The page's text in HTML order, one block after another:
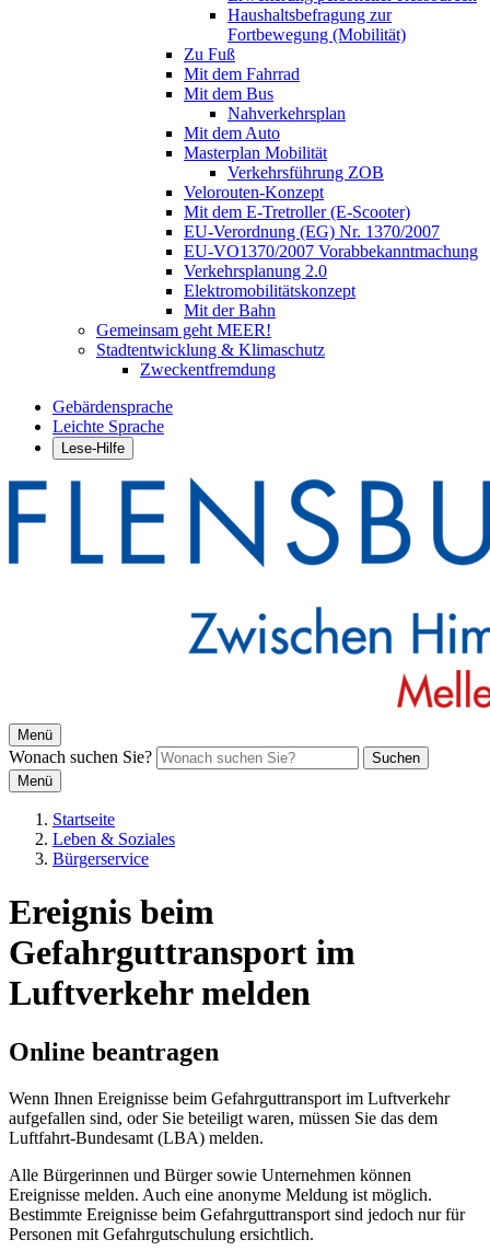
Haushaltsbefragung zur
Fortbewegung (Mobilität)
Zu Fuß
Mit dem Fahrrad
Mit dem Bus
Nahverkehrsplan
Mit dem Auto
Masterplan Mobilität
Verkehrsführung ZOB
Velorouten-Konzept
Mit dem E-Tretroller (E-Scooter)
EU-Verordnung (EG) Nr. 1370/2007
EU-VO1370/2007 Vorabbekanntmachung
Verkehrsplanung 2.0
Elektromobilitätskonzept
Mit der Bahn
Gemeinsam geht MEER!
Stadtentwicklung & Klimaschutz
Zweckentfremdung
Gebärdensprache
Leichte Sprache
Lese-Hilfe
Menü
Wonach suchen Sie?
Suchen
Menü
Startseite
Leben & Soziales
Bürgerservice
Ereignis beim
Gefahrguttransport im
Luftverkehr melden
Online beantragen
Wenn Ihnen Ereignisse beim Gefahrguttransport im Luftverkehr
aufgefallen sind, oder Sie beteiligt waren, müssen Sie das dem
Luftfahrt-Bundesamt (LBA) melden.
Alle Bürgerinnen und Bürger sowie Unternehmen können
Ereignisse melden. Auch eine anonyme Meldung ist möglich.
Bestimmte Ereignisse beim Gefahrguttransport sind jedoch nur für
Personen mit Gefahrgutschulung ersichtlich.